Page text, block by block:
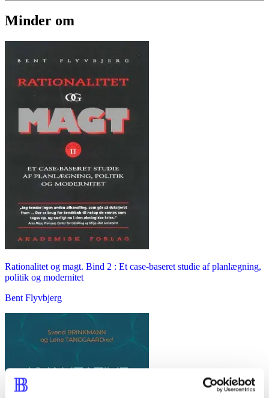
Minder om
Rationalitet og magt. Bind 2 : Et case-baseret studie af planlægning,
politik og modernitet
Bent Flyvbjerg